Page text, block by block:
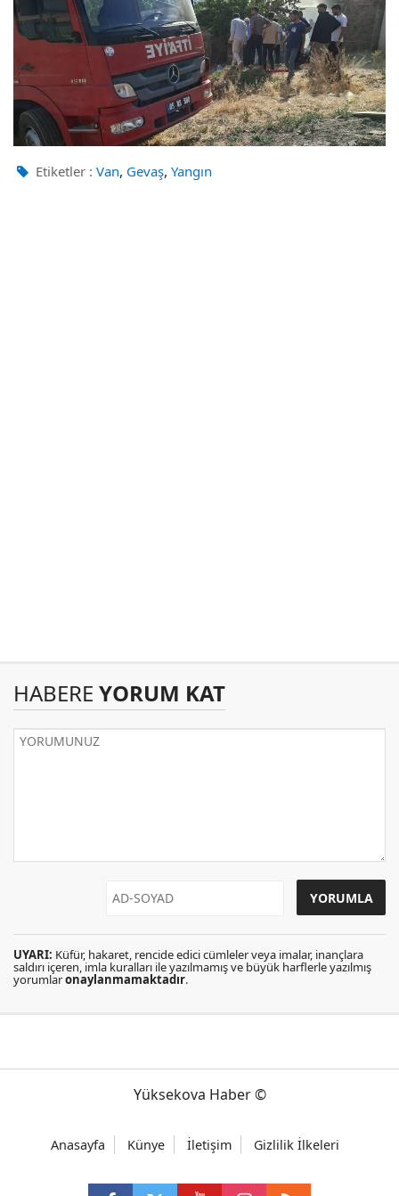
Etiketler : Van, Gevaş, Yangın
HABERE YORUM KAT
UYARI: Küfür, hakaret, rencide edici cümleler veya imalar, inançlara
saldırı içeren, imla kuralları ile yazılmamış ve büyük harflerle yazılmış
yorumlaronaylanmamaktadır.
Yüksekova Haber ©
Anasayfa Künye İletişim Gizlilik İlkeleri